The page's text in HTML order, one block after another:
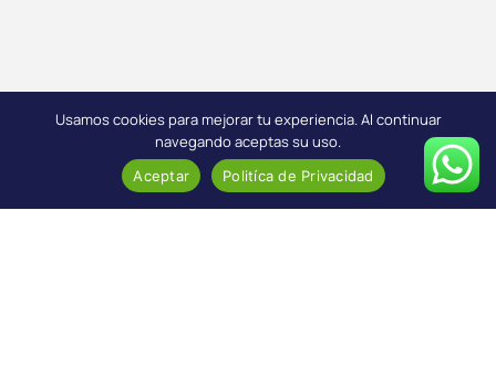
Usamos cookies para mejorar tu experiencia. Al continuar
navegando aceptas su uso.
Aceptar Politíca de Privacidad